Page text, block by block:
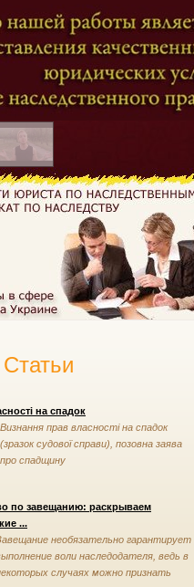
Статьи
на спадок
Визнання прав власності на спадок
(зразок судової справи), позовна заява
про спадщину
по завещанию: раскрываем
...
необязательно гарантирует
воли наследодателя, ведь в
случаях можно признать